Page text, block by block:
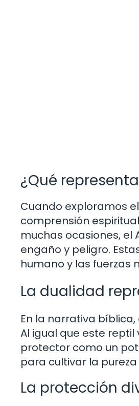
¿Qué
Cuando exploramos
comprensión
muchas ocasiones, el
engaño y peligro.
humano y las fuerzas
La dualidad
En la narrativa
Al igual que este
protector como un
para cultivar la
La protección